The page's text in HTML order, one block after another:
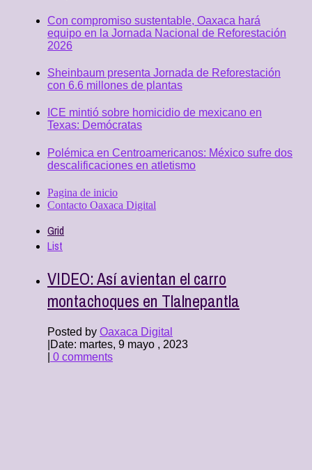
Con compromiso sustentable, Oaxaca hará
equipo en la Jornada Nacional de Reforestación
2026
Sheinbaum presenta Jornada de Reforestación
con 6.6 millones de plantas
ICE mintió sobre homicidio de mexicano en
Texas: Demócratas
Polémica en Centroamericanos: México sufre dos
descalificaciones en atletismo
Pagina de inicio
Contacto Oaxaca Digital
Grid
List
VIDEO: Así avientan el carro
montachoques en Tlalnepantla
Posted by Oaxaca Digital
Date: martes, 9 mayo , 2023
0 comments